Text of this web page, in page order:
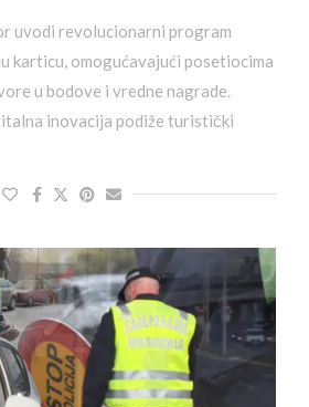
uvodi revolucionarni program
karticu, omogućavajući posetiocima
u bodove i vredne nagrade.
inovacija podiže turistički